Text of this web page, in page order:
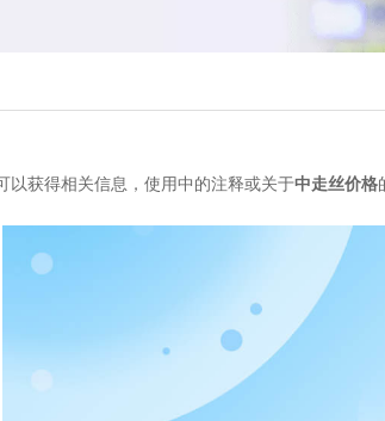
以获得相关信息，使用中的注释或关于中走丝价格